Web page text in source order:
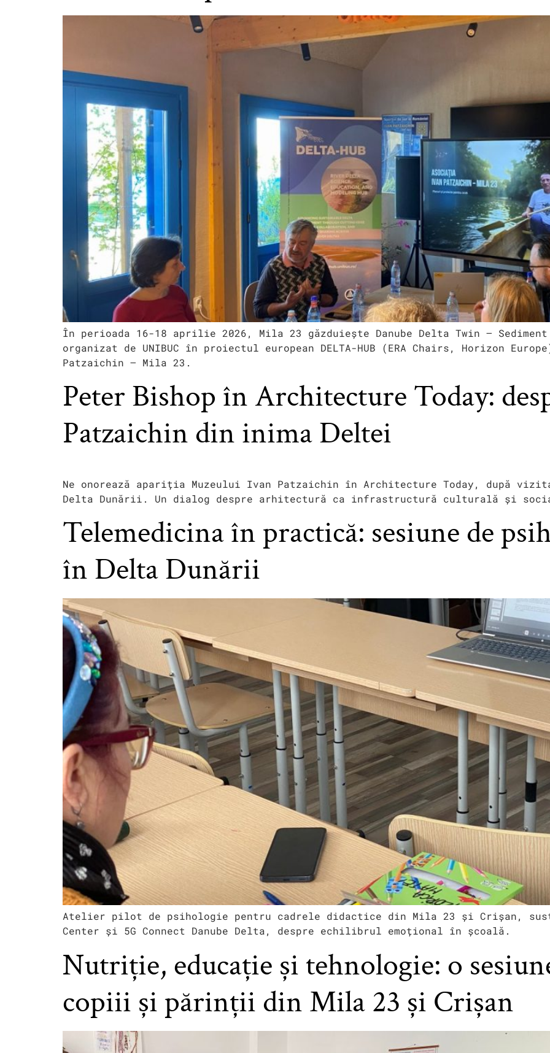
În perioada 16-18 aprilie 2026, Mila 23 găzduiește Danube Delta Twin – Sediment
organizat de UNIBUC în proiectul european DELTA-HUB (ERA Chairs, Horizon
Patzaichin – Mila 23.
Peter Bishop în Architecture Today:
Patzaichin din inima Deltei
Ne onorează apariția Muzeului Ivan Patzaichin în Architecture Today, după
Delta Dunării. Un dialog despre arhitectură ca infrastructură culturală și
Telemedicina în practică: sesiune de
în Delta Dunării
Atelier pilot de psihologie pentru cadrele didactice din Mila 23 și Crișan,
Center și 5G Connect Danube Delta, despre echilibrul emoțional în școală.
Nutriție, educație și tehnologie: o
copiii și părinții din Mila 23 și Crișan